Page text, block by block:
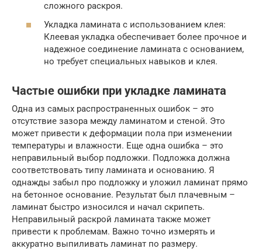
сложного раскроя.
Укладка ламината с использованием клея:
Клеевая укладка обеспечивает более прочное и
надежное соединение ламината с основанием,
но требует специальных навыков и клея.
Частые ошибки при укладке ламината
Одна из самых распространенных ошибок – это
отсутствие зазора между ламинатом и стеной. Это
может привести к деформации пола при изменении
температуры и влажности. Еще одна ошибка – это
неправильный выбор подложки. Подложка должна
соответствовать типу ламината и основанию. Я
однажды забыл про подложку и уложил ламинат прямо
на бетонное основание. Результат был плачевным –
ламинат быстро износился и начал скрипеть.
Неправильный раскрой ламината также может
привести к проблемам. Важно точно измерять и
аккуратно выпиливать ламинат по размеру.